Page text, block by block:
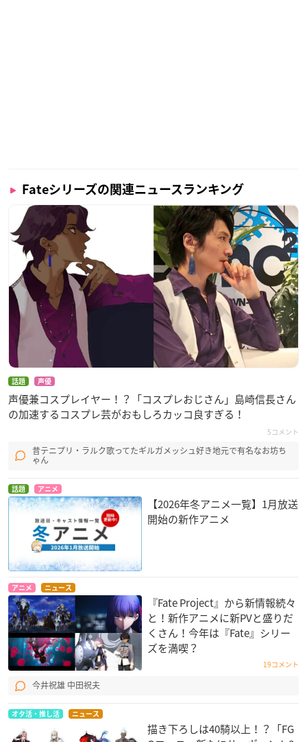
主題歌：坂本真綾 「独白」（フライングドッグ）
【キャスト】
ベディヴィエール：宮野真守
藤丸立香：島﨑信長
マシュ・キリエライト：高橋李依
レオナルド・ダ・ヴィンチ：坂本真綾
獅子王：川澄綾子
ガウェイン：水島大宙
モードレッド：沢城みゆき
ランスロット：置鮎龍太郎
トリスタン：内山昂輝
アグラヴェイン：安元洋貴
オジマンディアス：子安武人
ニトクリス：田中美海
アーラシュ：鶴岡聡
呪腕のハサン：稲田徹
静謐のハサン：千本木彩花
ロマニ・アーキマン：鈴村健一
※敬称略
Fateシリーズの関連ニュースランキング
話題 声優
声優兼コスプレイヤー！？「コスプレおじさん」島崎信長さん
の加速するコスプレ芸がおもしろカッコ良すぎる！
5コメント
昔テニプリ・ラルク歌ってたギルガメッシュ好き地元で有名なお坊ち
ゃん
話題 アニメ
【2026年冬アニメ一覧】1月放送
開始の新作アニメ
アニメ ニュース
『Fate Project』から新情報続々
と！新作アニメに新PVと盛りだ
くさん！今年は『Fate』シリー
ズを満喫？
19コメント
今井祝雄 中田祝夫
オタ活・推し活 ニュース
描き下ろしは40騎以上！？「FG